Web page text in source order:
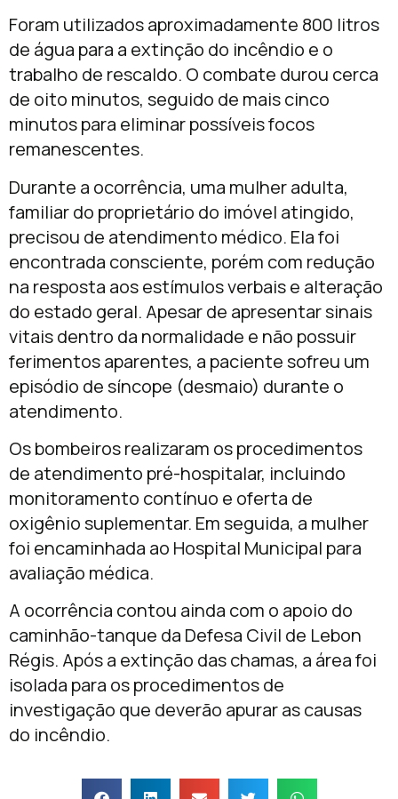
Foram utilizados aproximadamente 800 litros
de água para a extinção do incêndio e o
trabalho de rescaldo. O combate durou cerca
de oito minutos, seguido de mais cinco
minutos para eliminar possíveis focos
remanescentes.
Durante a ocorrência, uma mulher adulta,
familiar do proprietário do imóvel atingido,
precisou de atendimento médico. Ela foi
encontrada consciente, porém com redução
na resposta aos estímulos verbais e alteração
do estado geral. Apesar de apresentar sinais
vitais dentro da normalidade e não possuir
ferimentos aparentes, a paciente sofreu um
episódio de síncope (desmaio) durante o
atendimento.
Os bombeiros realizaram os procedimentos
de atendimento pré-hospitalar, incluindo
monitoramento contínuo e oferta de
oxigênio suplementar. Em seguida, a mulher
foi encaminhada ao Hospital Municipal para
avaliação médica.
A ocorrência contou ainda com o apoio do
caminhão-tanque da Defesa Civil de Lebon
Régis. Após a extinção das chamas, a área foi
isolada para os procedimentos de
investigação que deverão apurar as causas
do incêndio.